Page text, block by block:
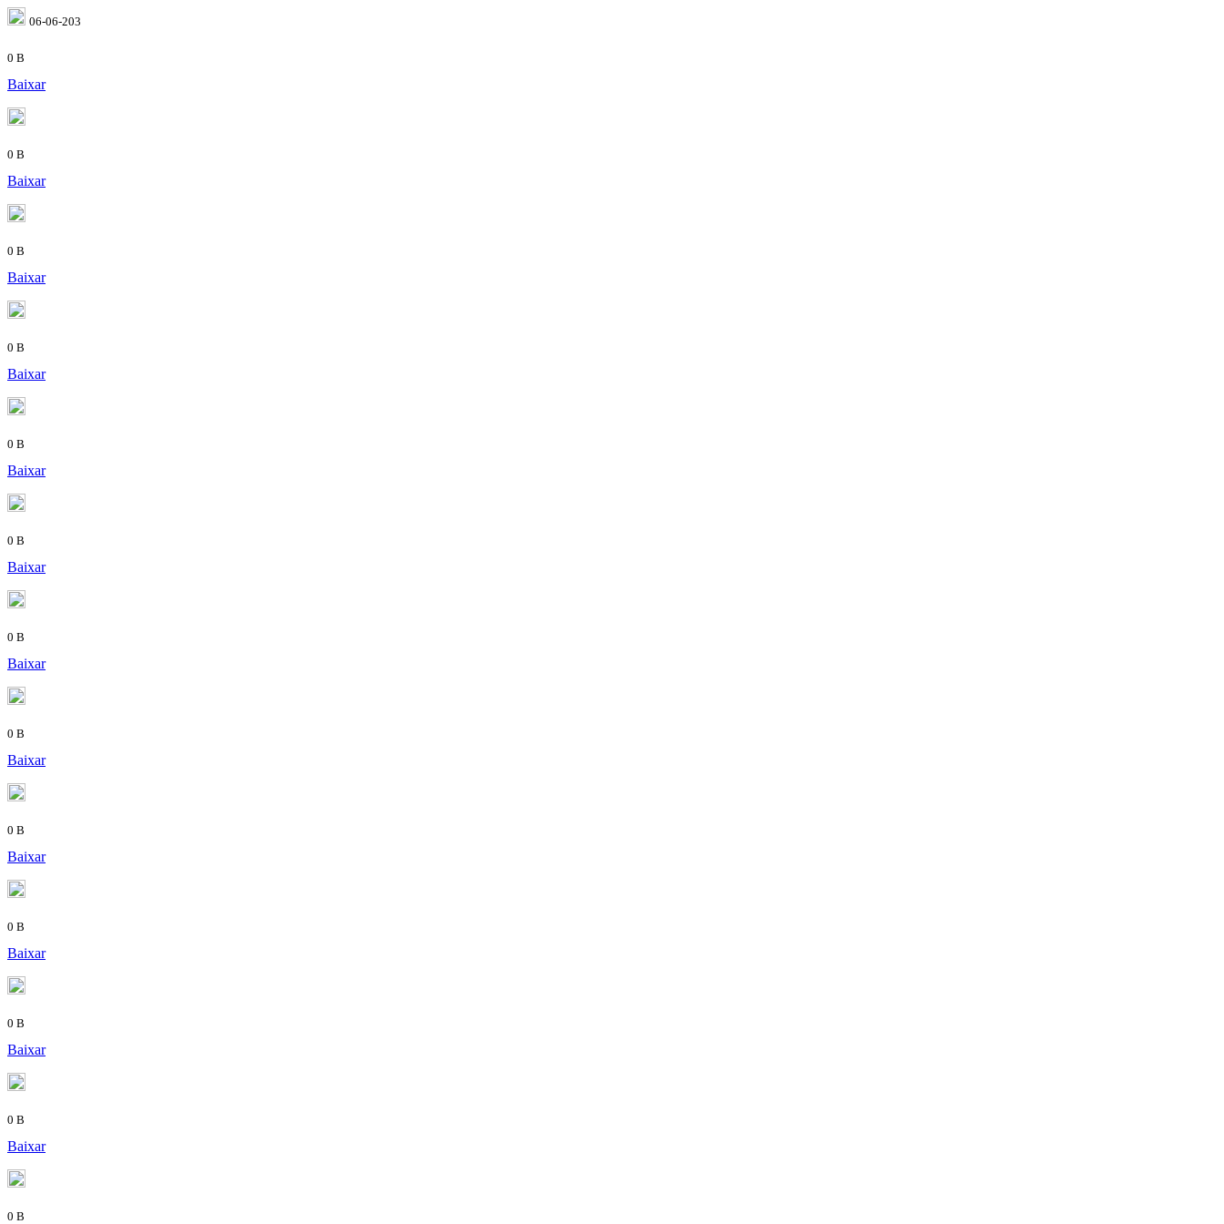
06-06-203
0 B
Baixar
0 B
Baixar
0 B
Baixar
0 B
Baixar
0 B
Baixar
0 B
Baixar
0 B
Baixar
0 B
Baixar
0 B
Baixar
0 B
Baixar
0 B
Baixar
0 B
Baixar
0 B